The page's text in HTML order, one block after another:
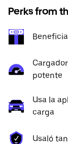
Perks from
potente
Usa la
carga
Usaló